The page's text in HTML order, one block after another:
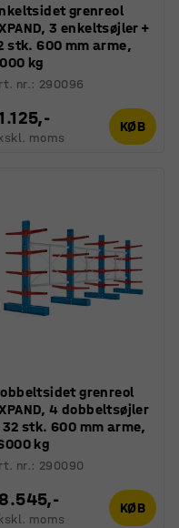
grenreol
3 enkeltsøjler +
stk. 600 mm arme,
kg
nr.: 290096
moms
KØB
grenreol
4 dobbeltsøjler
32 stk. 600 mm arme,
kg
nr.: 290090
moms
KØB